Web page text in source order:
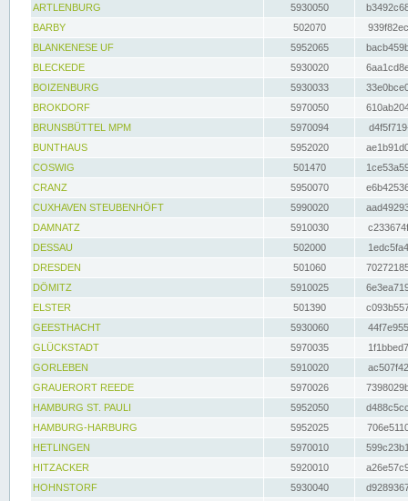
ARTLENBURG
5930050
BARBY
502070
BLANKENESE UF
5952065
BLECKEDE
5930020
BOIZENBURG
5930033
BROKDORF
5970050
BRUNSBÜTTEL MPM
5970094
BUNTHAUS
5952020
COSWIG
501470
CRANZ
5950070
CUXHAVEN STEUBENHÖFT
5990020
DAMNATZ
5910030
DESSAU
502000
DRESDEN
501060
DÖMITZ
5910025
ELSTER
501390
GEESTHACHT
5930060
GLÜCKSTADT
5970035
GORLEBEN
5910020
GRAUERORT REEDE
5970026
HAMBURG ST. PAULI
5952050
HAMBURG-HARBURG
5952025
HETLINGEN
5970010
HITZACKER
5920010
HOHNSTORF
5930040